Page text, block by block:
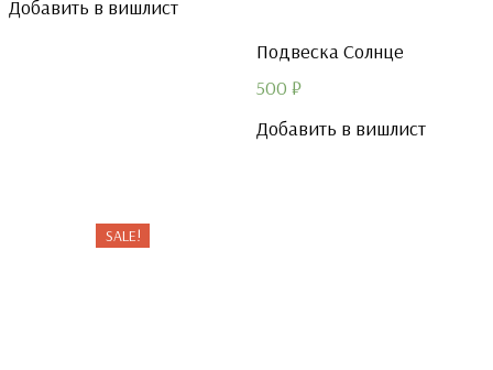
Добавить в вишлист
Подвеска Солнце
500 ₽
Добавить в вишлист
SALE!